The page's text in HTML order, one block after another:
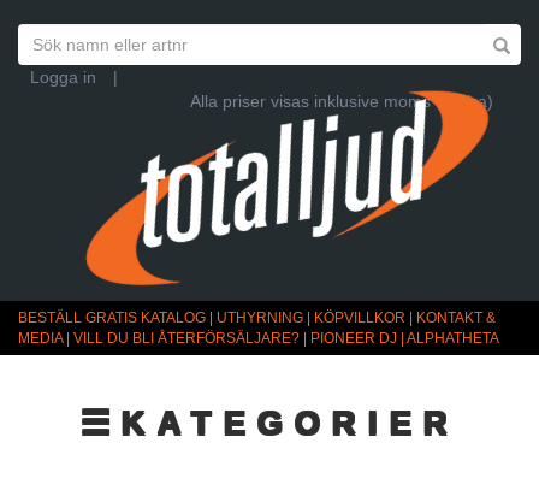
Logga in
|
Alla priser visas inklusive moms (Ändra)
BESTÄLL GRATIS KATALOG UTHYRNING KÖPVILLKOR
KONTAKT &
MEDIA| VILL DU BLI ÅTERFÖRSÄLJARE? PIONEER DJ | ALPHATHETA
☰KATEGORIER